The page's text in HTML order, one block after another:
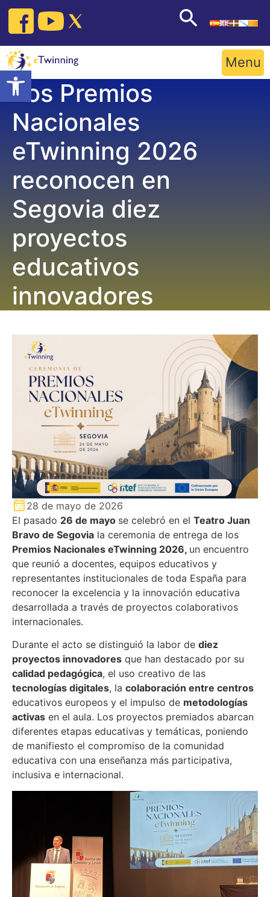
Open toolbar
Skip
content
Menu
Los Premios
Nacionales
eTwinning 2026
reconocen en
Segovia diez
proyectos
educativos
innovadores
28 de mayo de 2026
El pasado 26 de mayo se celebró en el Teatro Juan
Bravo de Segovia la ceremonia de entrega de los
Premios Nacionales eTwinning 2026, un encuentro
que reunió a docentes, equipos educativos y
representantes institucionales de toda España para
reconocer la excelencia y la innovación educativa
desarrollada a través de proyectos colaborativos
internacionales.
Durante el acto se distinguió la labor de diez
proyectos innovadores que han destacado por su
calidad pedagógica, el uso creativo de las
tecnologías digitales, la colaboración entre centros
educativos europeos y el impulso de metodologías
activas en el aula. Los proyectos premiados abarcan
diferentes etapas educativas y temáticas, poniendo
de manifiesto el compromiso de la comunidad
educativa con una enseñanza más participativa,
inclusiva e internacional.